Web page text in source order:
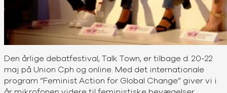
Den årlige debatfestival, Talk Town, er tilbage d. 20-22
maj på Union Cph og online. Med det internationale
program ”Feminist Action for Global Change” giver vi i